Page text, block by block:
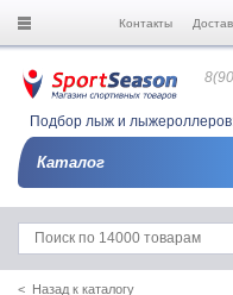
Контакты
Подбор лыж и
Каталог
< Назад к каталогу